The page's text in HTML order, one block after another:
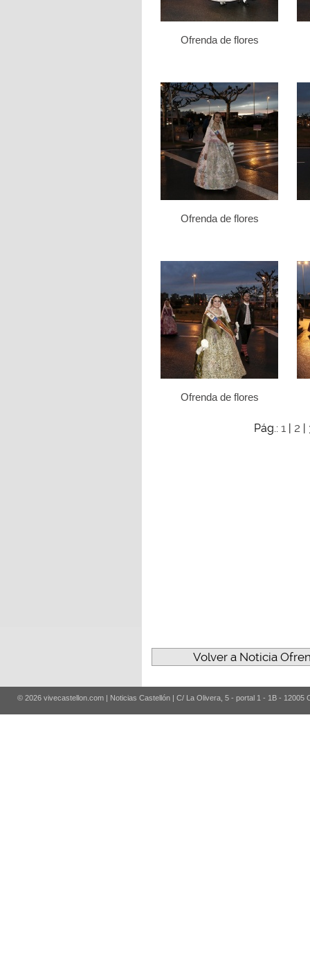
Ofrenda de flores
Ofrenda de flores
Ofrenda de flores
Pág.: 1 | 2 |
Volver a Noticia
© 2026 vivecastellon.com | Noticias Castellón | C/ La Olivera, 5 - portal 1 - 1B - 12005